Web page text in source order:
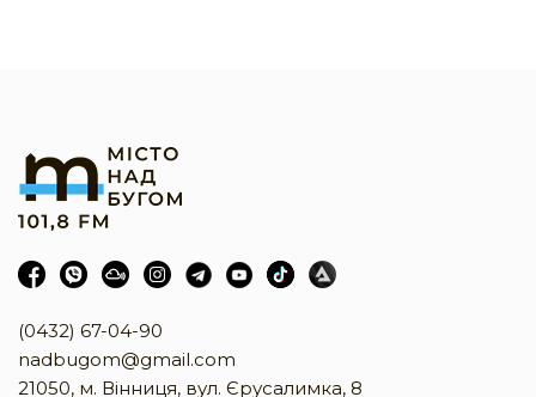
(0432) 67-04-90
nadbugom@gmail.com
21050, м. Вінниця, вул. Єрусалимка, 8